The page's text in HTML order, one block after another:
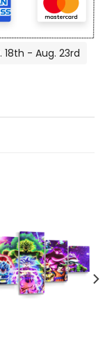
- Aug. 23rd